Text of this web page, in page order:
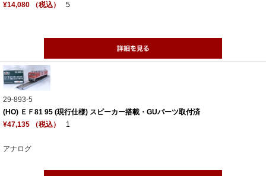
¥14,080 （税込）
5
29-893-5
(HO) ＥＦ81 95 (現行仕様) スピーカー搭載・GUパーツ取付済
¥47,135 （税込）
1
アナログ